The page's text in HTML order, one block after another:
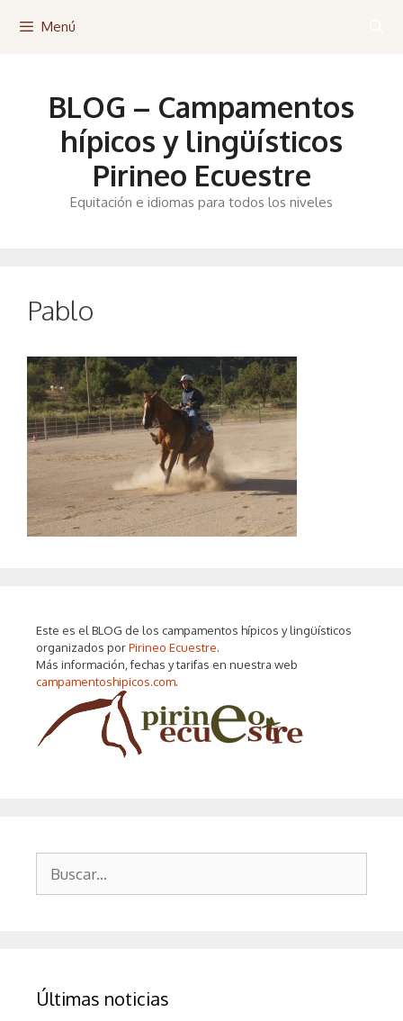
Menú
BLOG – Campamentos
hípicos y lingüísticos
Pirineo Ecuestre
Equitación e idiomas para todos los niveles
Pablo
Este es el BLOG de los campamentos hípicos y lingüísticos
organizados porPirineo Ecuestre.
Más información, fechas y tarifas en nuestra web
campamentoshipicos.com.
Últimas noticias